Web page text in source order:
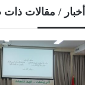
أخبار / مقالات